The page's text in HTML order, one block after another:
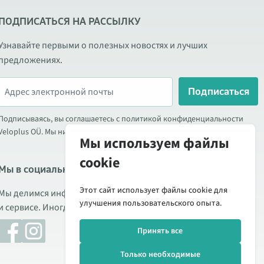
НА РАССЫЛКУ
первыми о полезных новостях и лучших
Подписаться
вы соглашаетесь с политикой конфиденциальности
OÜ. Мы никогда не передаём ваши данные третьим лицам.
в социальных сетях
делимся информацией о выгодных акциях, новых товарах
сервисе. Иногда публикуем обзоры продукции.
Мы используем файлы
cookie
Этот сайт использует файлы cookie для
улучшения пользовательского опыта.
Принять все
Только необходимые